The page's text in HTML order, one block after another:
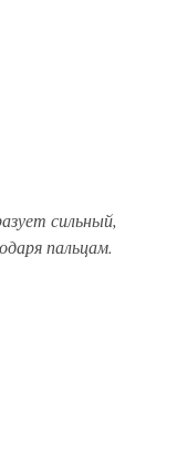
сильный,
пальцам.